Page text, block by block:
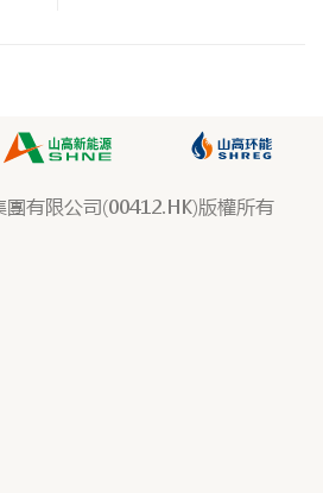
有限公司(00412.HK)版權所有